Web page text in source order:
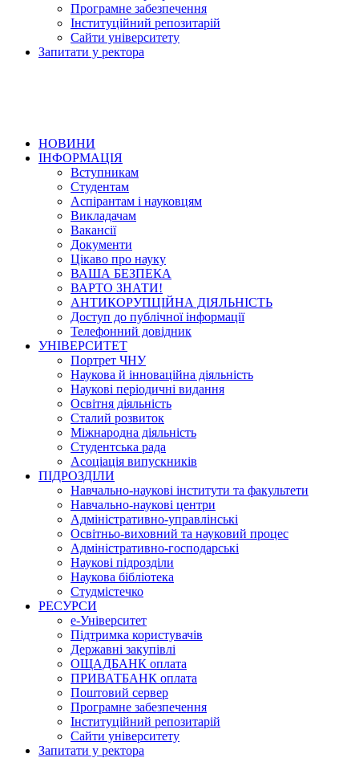
Програмне забезпечення
Інституційний репозитарій
Сайти університету
Запитати у ректора
НОВИНИ
ІНФОРМАЦІЯ
Вступникам
Студентам
Аспірантам і науковцям
Викладачам
Вакансії
Документи
Цікаво про науку
ВАША БЕЗПЕКА
ВАРТО ЗНАТИ!
АНТИКОРУПЦІЙНА ДІЯЛЬНІСТЬ
Доступ до публічної інформації
Телефонний довідник
УНІВЕРСИТЕТ
Портрет ЧНУ
Наукова й інноваційна діяльність
Наукові періодичні видання
Освітня діяльність
Сталий розвиток
Міжнародна діяльність
Студентська рада
Асоціація випускників
ПІДРОЗДІЛИ
Навчально-наукові інститути та факультети
Навчально-наукові центри
Адміністративно-управлінські
Освітньо-виховний та науковий процес
Адміністративно-господарські
Наукові підрозділи
Наукова бібліотека
Студмістечко
РЕСУРСИ
е-Університет
Підтримка користувачів
Державні закупівлі
ОЩАДБАНК оплата
ПРИВАТБАНК оплата
Поштовий сервер
Програмне забезпечення
Інституційний репозитарій
Сайти університету
Запитати у ректора